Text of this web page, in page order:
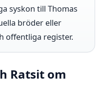
syskon till Thomas
bröder eller
offentliga register.
Ratsit om